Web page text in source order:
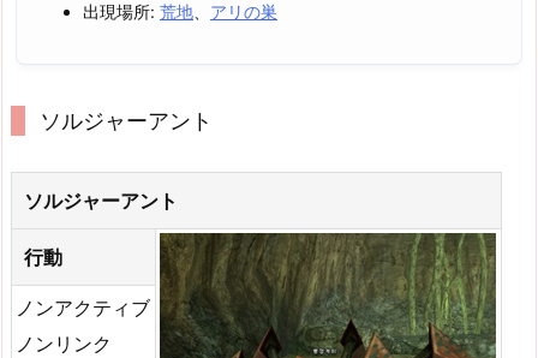
出現場所: 荒地 アリの巣
ソルジャーアント
ソルジャーアント
行動
ノンアクティブ
ノンリンク